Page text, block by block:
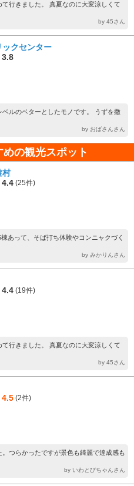
行きました。 真夏なのに大変涼しくて
by 45さん
ックセンター
3.8
ルのベターとしたモノです。 うずを撒
by おばさんさん
の観光スポット
村
4.4 (25件)
あって、そば打ち体験やコンニャクづく
by みかりんさん
4.4 (19件)
行きました。 真夏なのに大変涼しくて
by 45さん
4.5 (2件)
つらかったですが景色も綺麗で達成感も
by いわとびちゃんさん